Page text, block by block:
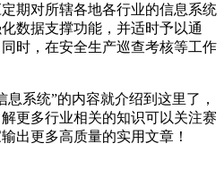
期对所辖各地各行业的信息系统
数据支撑功能，并适时予以通
时，在安全生产巡查考核等工作
系统”的内容就介绍到这里了，
更多行业相关的知识可以关注赛
出更多高质量的实用文章！